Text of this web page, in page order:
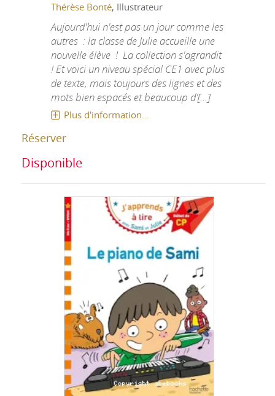
Thérèse Bonté, Illustrateur
Aujourd'hui n'est pas un jour comme les
autres : la classe de Julie accueille une
nouvelle élève ! La collection s'agrandit
! Et voici un niveau spécial CE1 avec plus
de texte, mais toujours des lignes et des
mots bien espacés et beaucoup d'[...]
Plus d'information...
Réserver
Disponible